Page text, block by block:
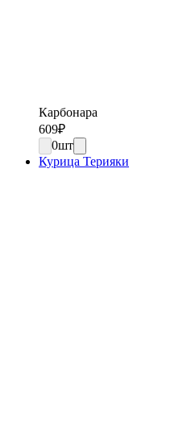
Карбонара
609₽
0шт
Курица Терияки